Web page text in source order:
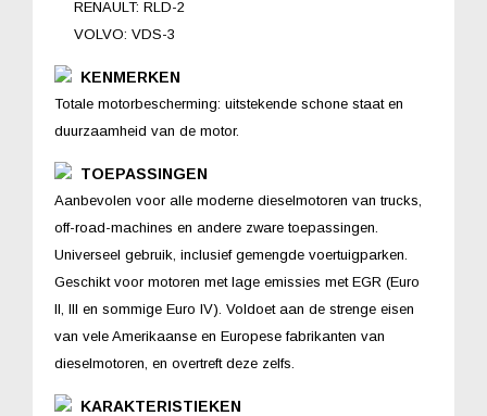
RENAULT: RLD-2
VOLVO: VDS-3
KENMERKEN
Totale motorbescherming: uitstekende schone staat en
duurzaamheid van de motor.
TOEPASSINGEN
Aanbevolen voor alle moderne dieselmotoren van trucks,
off-road-machines en andere zware toepassingen.
Universeel gebruik, inclusief gemengde voertuigparken.
Geschikt voor motoren met lage emissies met EGR (Euro
II, III en sommige Euro IV). Voldoet aan de strenge eisen
van vele Amerikaanse en Europese fabrikanten van
dieselmotoren, en overtreft deze zelfs.
KARAKTERISTIEKEN